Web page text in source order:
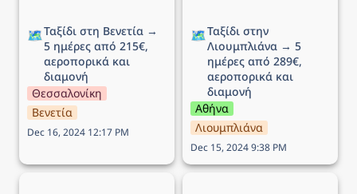
🗺️Ταξίδι στη Βενετία →
5 ημέρες από 215€,
αεροπορικά και
διαμονή
Θεσσαλονίκη
Βενετία
Dec 16, 2024 12:17 PM
🗺️Ταξίδι στην
Λιουμπλιάνα → 5
ημέρες από 289€,
αεροπορικά και
διαμονή
Αθήνα
Λιουμπλιάνα
Dec 15, 2024 9:38 PM